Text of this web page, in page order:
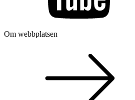
Om webbplatsen